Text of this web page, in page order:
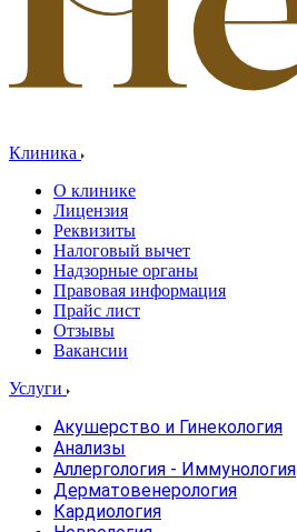
Клиника
О клинике
Лицензия
Реквизиты
Налоговый вычет
Надзорные органы
Правовая информация
Прайс лист
Отзывы
Вакансии
Услуги
Акушерство и Гинекология
Анализы
Аллергология - Иммунология
Дерматовенерология
Кардиология